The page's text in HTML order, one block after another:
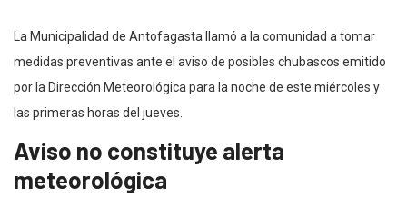
La Municipalidad de Antofagasta llamó a la comunidad a tomar
medidas preventivas ante el aviso de posibles chubascos emitido
por la Dirección Meteorológica para la noche de este miércoles y
las primeras horas del jueves.
Aviso no constituye alerta
meteorológica